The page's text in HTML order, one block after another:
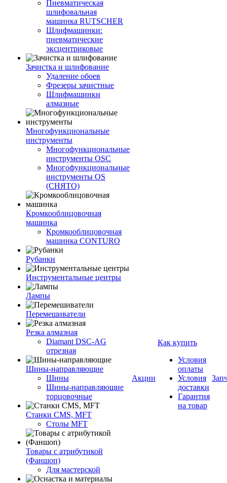
Пневматическая
шлифовальная
машинка RUTSCHER
Шлифмашинки:
пневматические
эксцентриковые
Зачистка и шлифование
Удаление обоев
Фрезеры зачистные
Шлифмашинки
алмазные
Многофункциональные
инструменты
Многофункциональные
инструменты OSC
Многофункциональные
инструменты OS
(СНЯТО)
Кромкооблицовочная
машинка
Кромкооблицовочная
машинка CONTURO
Рубанки
Инструментальные центры
Лампы
Перемешиватели
Резка алмазная
Diamant DSC-AG
отрезная
Шины-направляющие
Шины
Шины-направляющие
торцовочные
Станки CMS, MFT
Столы MFT
Товары с атрибутикой
(Фаншоп)
Для мастерской
Акции
Как купить
Условия
оплаты
Условия
доставки
Гарантия
на товар